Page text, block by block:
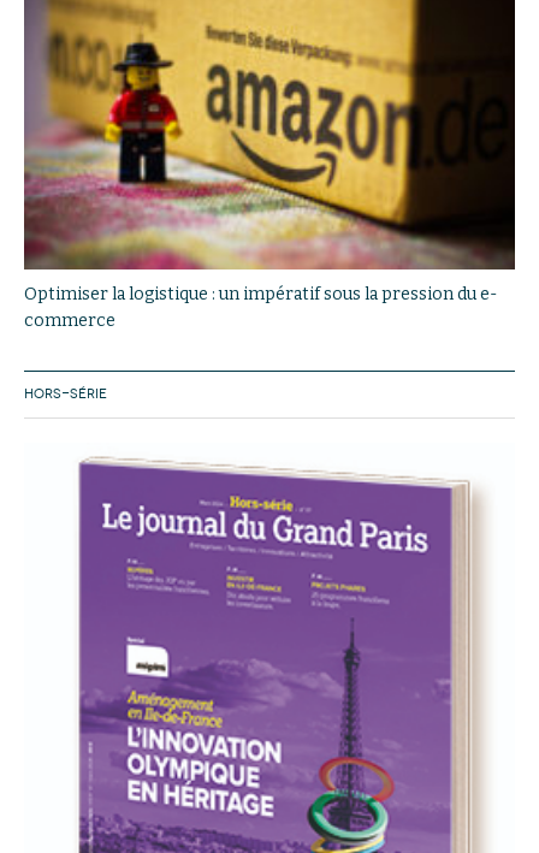
Optimiser la logistique : un impératif sous la pression du e-
commerce
HORS-SÉRIE